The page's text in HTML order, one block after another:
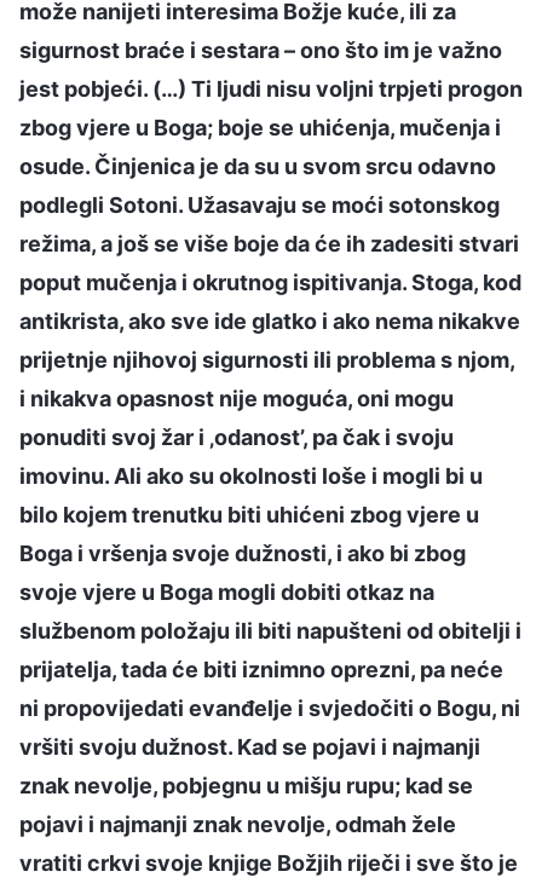
može nanijeti interesima Božje kuće, ili za
sigurnost braće i sestara – ono što im je važno
jest pobjeći. (…) Ti ljudi nisu voljni trpjeti progon
zbog vjere u Boga; boje se uhićenja, mučenja i
osude. Činjenica je da su u svom srcu odavno
podlegli Sotoni. Užasavaju se moći sotonskog
režima, a još se više boje da će ih zadesiti stvari
poput mučenja i okrutnog ispitivanja. Stoga, kod
antikrista, ako sve ide glatko i ako nema nikakve
prijetnje njihovoj sigurnosti ili problema s njom,
i nikakva opasnost nije moguća, oni mogu
ponuditi svoj žar i ‚odanost’, pa čak i svoju
imovinu. Ali ako su okolnosti loše i mogli bi u
bilo kojem trenutku biti uhićeni zbog vjere u
Boga i vršenja svoje dužnosti, i ako bi zbog
svoje vjere u Boga mogli dobiti otkaz na
službenom položaju ili biti napušteni od obitelji i
prijatelja, tada će biti iznimno oprezni, pa neće
ni propovijedati evanđelje i svjedočiti o Bogu, ni
vršiti svoju dužnost. Kad se pojavi i najmanji
znak nevolje, pobjegnu u mišju rupu; kad se
pojavi i najmanji znak nevolje, odmah žele
vratiti crkvi svoje knjige Božjih riječi i sve što je